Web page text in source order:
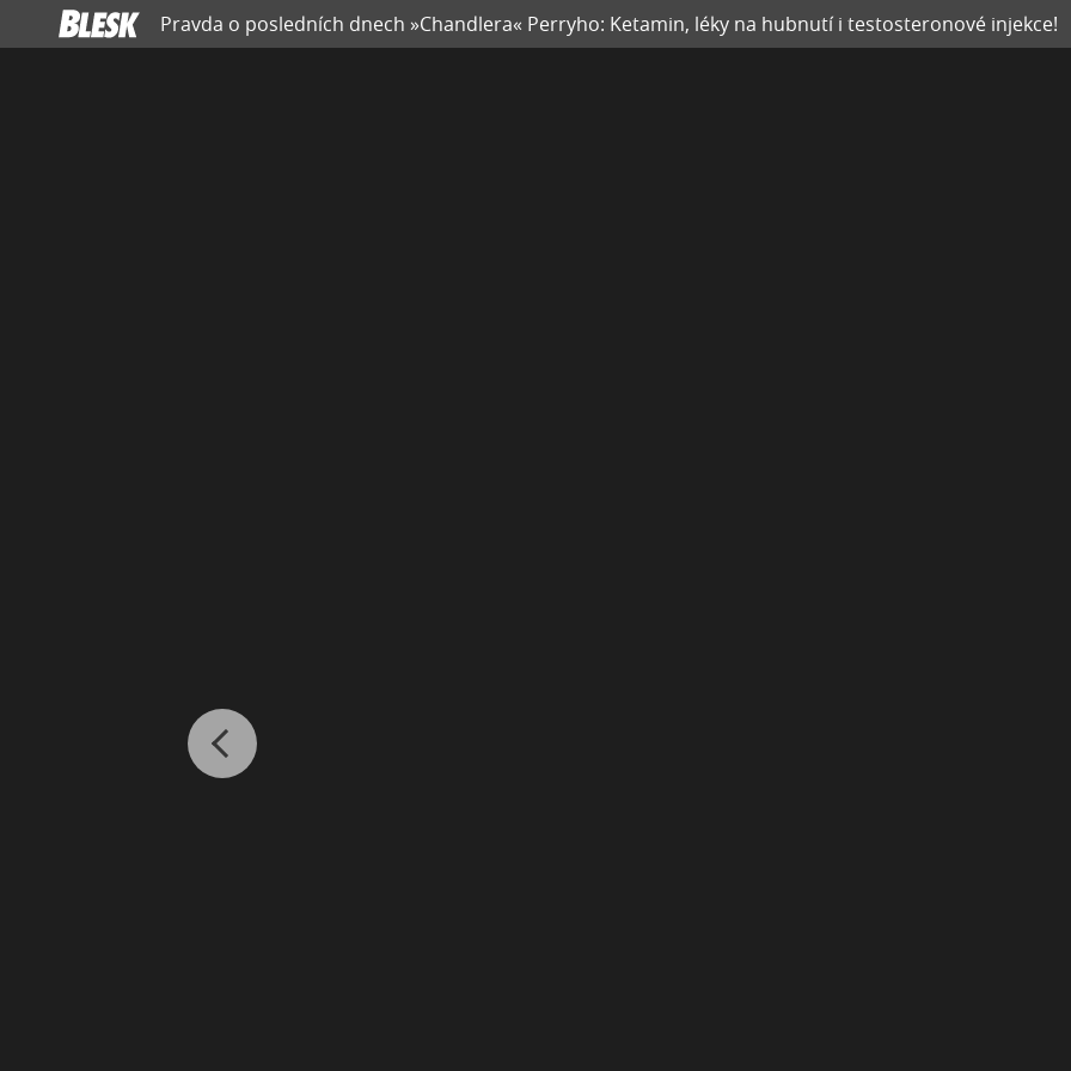
Pravda o posledních dnech »Chandlera« Perryho: Ketamin, léky na hubnutí i testosteronové injekce!